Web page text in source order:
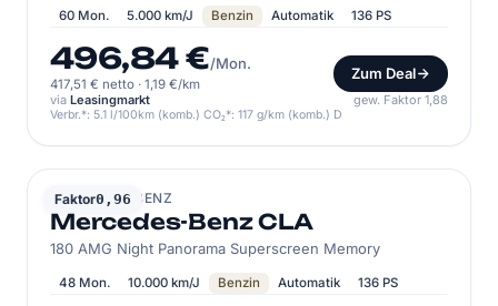
60 Mon. 5.000 km/J Benzin Automatik 136 PS
496,84 €/Mon.
417,51 € netto · 1,19 €/km
Zum Deal
via Leasingmarkt gew. Faktor 1,88
Verbr.*: 5.1 l/100km (komb.) CO₂*: 117 g/km (komb.) D
Faktor0,96
MERCEDES-BENZ
Mercedes-Benz CLA
180 AMG Night Panorama Superscreen Memory
48 Mon. 10.000 km/J Benzin Automatik 136 PS